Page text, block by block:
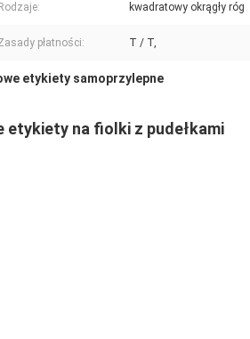
Rodzaje: kwadratowy okrągły róg
płatności: T / T,
etykiety samoprzylepne
na fiolki z pudełkami